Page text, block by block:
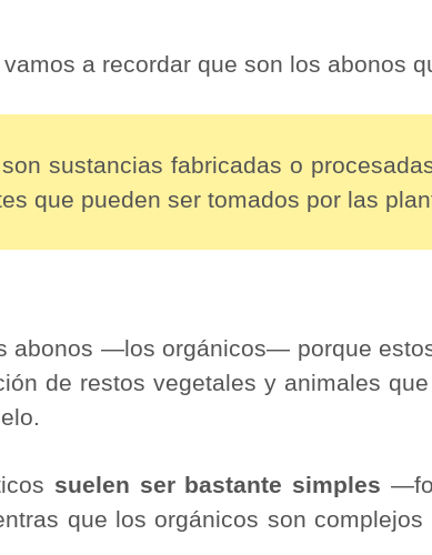
a recordar que son los abonos
sustancias fabricadas o
que pueden ser tomados por las
abonos ―los orgánicos― porque
de restos vegetales y animales
suelen ser bastante simples
que los orgánicos son